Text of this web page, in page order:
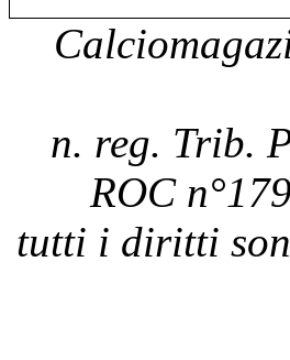
n. reg. Trib.
ROC
tutti i diritti